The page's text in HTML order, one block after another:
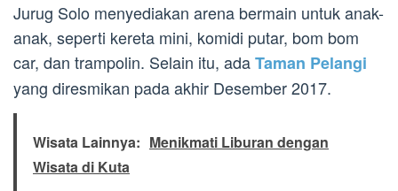
Jurug Solo menyediakan arena bermain untuk anak-
anak, seperti kereta mini, komidi putar, bom bom
car, dan trampolin. Selain itu, adaTaman Pelangi
yang diresmikan pada akhir Desember 2017.
Wisata Lainnya: Menikmati Liburan dengan
Wisata di Kuta